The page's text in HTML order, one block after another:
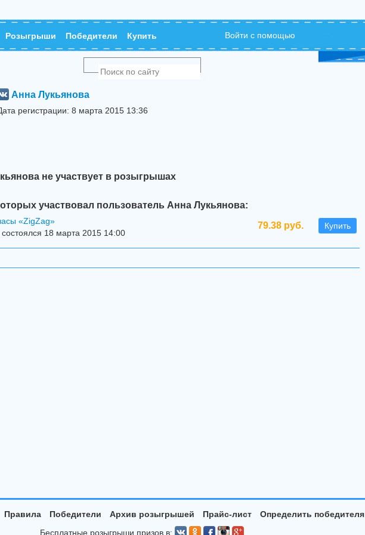
Розыгрыши Победители Купить Войти с помощью
Анна Лукьянова
регистрации: 8 марта 2015 13:36
не участвует в розыгрышах
участвовал пользователь Анна Лукьянова:
79.38 руб. Купить
«ZigZag»
18 марта 2015 14:00
Правила Победители Архив розыгрышей Прайс-лист Определить победителя
Бесплатные розыгрыши призов в: